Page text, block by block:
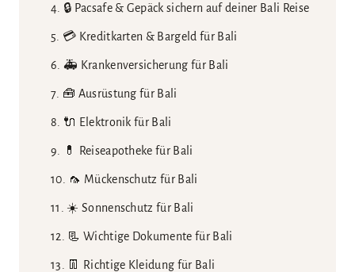
🔒 Pacsafe & Gepäck sichern auf deiner Bali Reise
💳 Kreditkarten & Bargeld für Bali
🚑 Krankenversicherung für Bali
🧰 Ausrüstung für Bali
🔌 Elektronik für Bali
💊 Reiseapotheke für Bali
🦟 Mückenschutz für Bali
☀️ Sonnenschutz für Bali
📃 Wichtige Dokumente für Bali
👖 Richtige Kleidung für Bali